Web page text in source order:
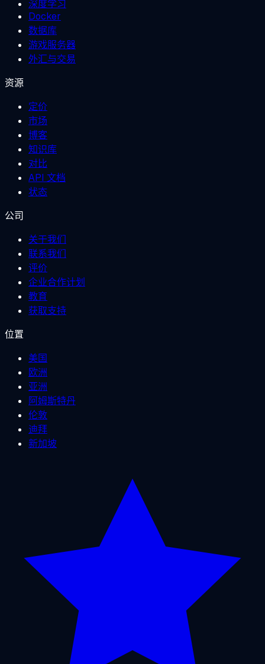
深度学习
Docker
数据库
游戏服务器
外汇与交易
资源
定价
市场
博客
知识库
对比
API 文档
状态
公司
关于我们
联系我们
评价
企业合作计划
教育
获取支持
位置
美国
欧洲
亚洲
阿姆斯特丹
伦敦
迪拜
新加坡